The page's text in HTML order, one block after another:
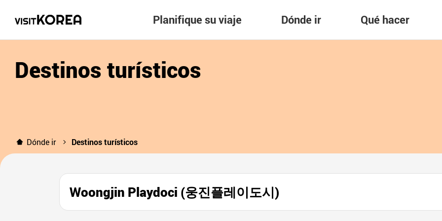
Planifique su viaje Dónde ir Qué hacer
Destinos turísticos
Dónde ir Destinos turísticos
Woongjin Playdoci (웅진플레이도시)